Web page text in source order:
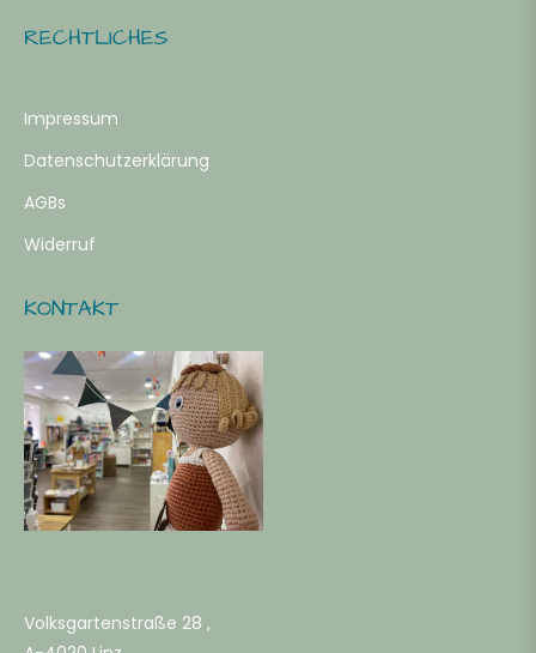
RECHTLICHES
Impressum
Datenschutzerklärung
AGBs
Widerruf
KONTAKT
Volksgartenstraße 28 ,